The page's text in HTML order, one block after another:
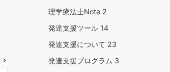
理学療法士Note 2
発達支援ツール 14
発達支援について 23
発達支援プログラム 3